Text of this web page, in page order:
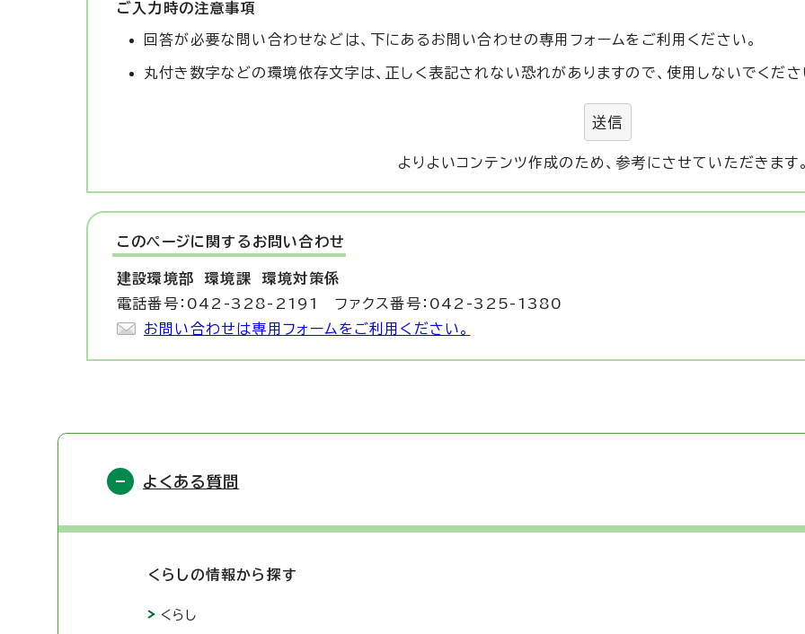
ご入力時の注意事項
回答が必要な問い合わせなどは、下にあるお問い合わせの専用フォームをご利用ください。
丸付き数字などの環境依存文字は、正しく表記されない恐れがありますので、使用しないでくださ
送信
よりよいコンテンツ作成のため、参考にさせていただきます
このページに関する お問い合わせ
建設環境部 環境課 環境対策係
電話番号：042-328-2191 ファクス番号：042-325-1380
お問い合わせは専用フォームをご利用ください。
よくある質問
くらしの情報から探す
くらし